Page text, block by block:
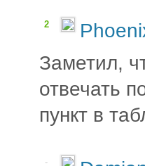
2
Заметил,
отвечать
пункт в
-